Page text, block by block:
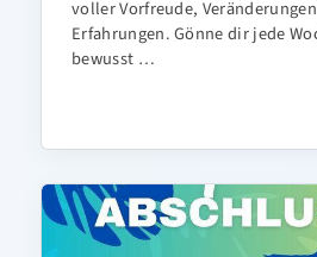
voller Vorfreude,
Erfahrungen. Gönne dir jede
bewusst …